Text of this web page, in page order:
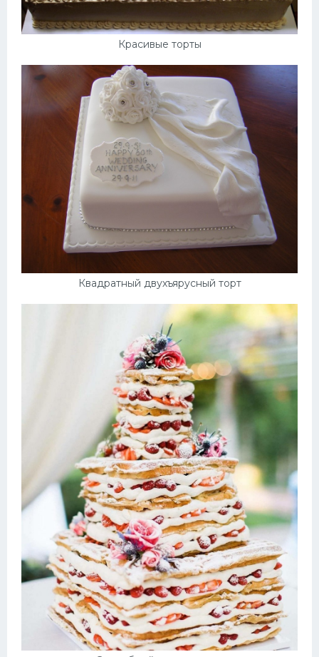
Красивые торты
Квадратный двухъярусный торт